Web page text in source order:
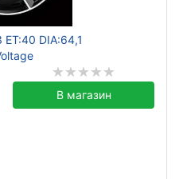
DIA:64,1
В магазин